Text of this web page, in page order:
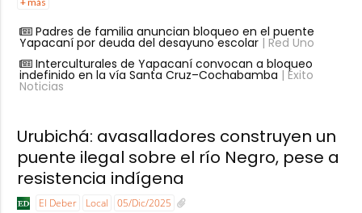
Padres de familia anuncian bloqueo en el puente
Yapacaní por deuda del desayuno escolar| Red Uno
Interculturales de Yapacaní convocan a bloqueo
indefinido en la vía Santa Cruz–Cochabamba | Éxito
Noticias
Urubichá: avasalladores construyen un
puente ilegal sobre el río Negro, pese a
resistencia indígena
El Deber Local 05/Dic/2025